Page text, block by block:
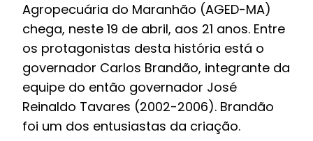
Agropecuária do Maranhão (AGED-MA)
chega, neste 19 de abril, aos 21 anos. Entre
os protagonistas desta história está o
governador Carlos Brandão, integrante da
equipe do então governador José
Reinaldo Tavares (2002-2006). Brandão
foi um dos entusiastas da criação.